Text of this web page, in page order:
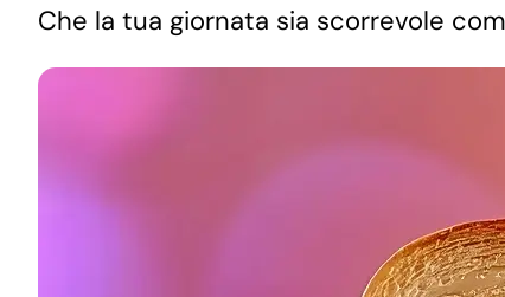
Che la tua giornata sia scorrevole